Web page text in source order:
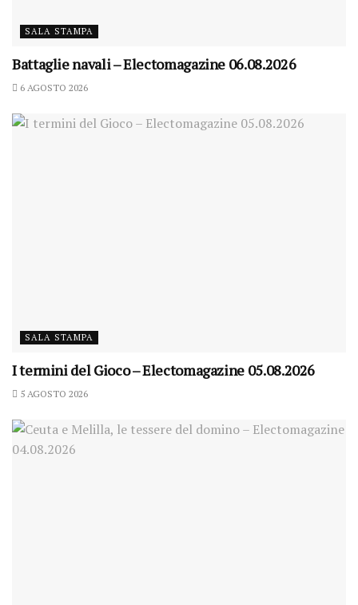
SALA STAMPA
Battaglie navali – Electomagazine 06.08.2026
6 AGOSTO 2026
SALA STAMPA
I termini del Gioco – Electomagazine 05.08.2026
5 AGOSTO 2026